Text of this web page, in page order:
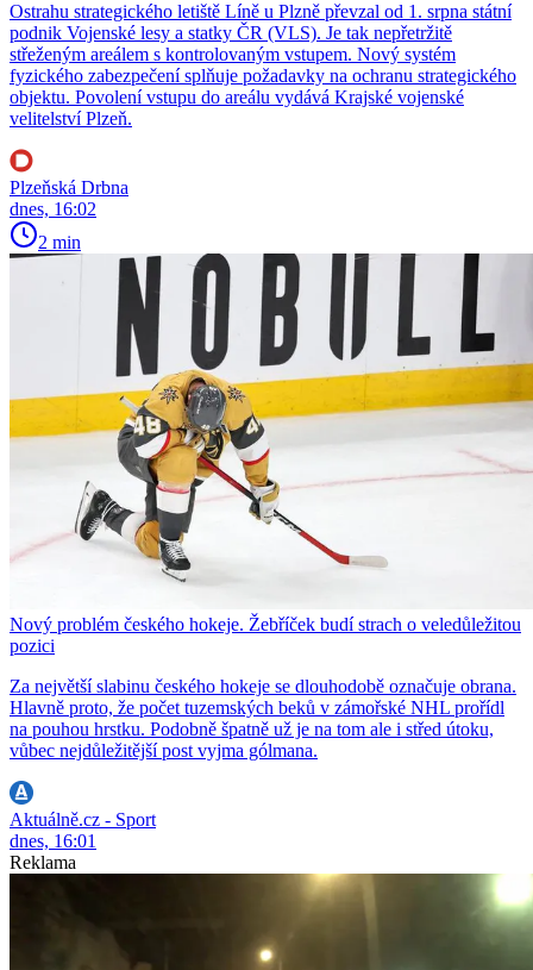
Ostrahu strategického letiště Líně u Plzně převzal od 1. srpna státní
podnik Vojenské lesy a statky ČR (VLS). Je tak nepřetržitě
střeženým areálem s kontrolovaným vstupem. Nový systém
fyzického zabezpečení splňuje požadavky na ochranu strategického
objektu. Povolení vstupu do areálu vydává Krajské vojenské
velitelství Plzeň.
Plzeňská Drbna
dnes, 16:02
2 min
Nový problém českého hokeje. Žebříček budí strach o veledůležitou
pozici
Za největší slabinu českého hokeje se dlouhodobě označuje obrana.
Hlavně proto, že počet tuzemských beků v zámořské NHL prořídl
na pouhou hrstku. Podobně špatně už je na tom ale i střed útoku,
vůbec nejdůležitější post vyjma gólmana.
Aktuálně.cz - Sport
dnes, 16:01
Reklama